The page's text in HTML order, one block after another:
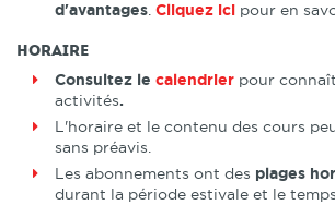
d'avantages Cliquez ici pour en
Horaire
Consultez le calendrier pour
activités.
L'horaire et le contenu des cours
sans préavis.
Les abonnements ont des plages
durant la période estivale et le temps